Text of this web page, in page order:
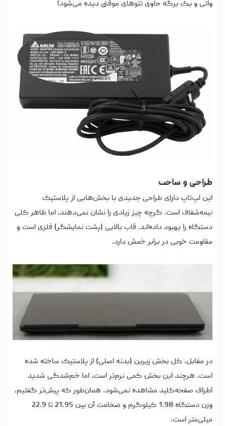
واتی و یک برگه حاوی تتوهای موقتی دیده می‌شود!
طراحی و ساخت
این لپ‌تاپ دارای طراحی جدیدی با بخش‌هایی از پلاستیک
نیمه‌شفاف است. گرچه چیز زیادی را نشان نمی‌دهند، اما ظاهر کلی
دستگاه را بهبود داده‌اند. قاب بالایی (پشت نمایشگر) فلزی است و
مقاومت خوبی در برابر خمش دارد.
در مقابل، کل بخش زیرین (بدنه اصلی) از پلاستیک ساخته شده
است. هرچند این بخش کمی نرم‌تر است، اما خم‌شدگی شدید
اطراف صفحه‌کلید مشاهده نمی‌شود. همان‌طور که پیش‌تر گفتیم،
وزن دستگاه 1.98 کیلوگرم و ضخامت آن بین 21.95 تا 22.9
میلی‌متر است.